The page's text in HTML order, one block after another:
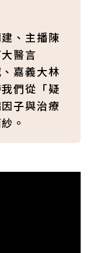
、主播陳
醫言
嘉義大林
們從「疑
子與治療
。